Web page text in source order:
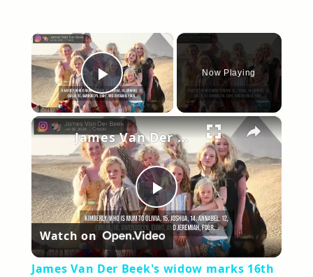
×
Play Video
Now Playing
×
Play
Video
James Van Der Beek's widow marks 16th wedding anniversary.
Watch on
James Van Der Beek's widow marks 16th